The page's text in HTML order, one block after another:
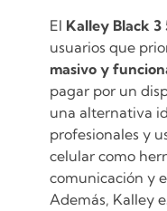
El Kalley Black 3
usuarios que
masivo y
pagar por un
una alternativa
profesionales y
celular como
comunicación y
Además, Kalley